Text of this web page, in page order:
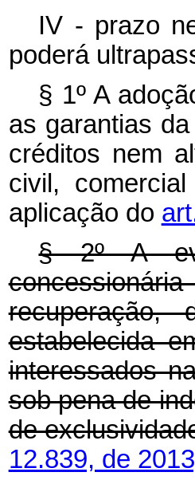
IV - prazo
poderá
§ 1º A
as garantias
créditos nem
civil,
aplicação do
§ 2º A
estabelecida
interessados
sob pena de
de
12.839, de